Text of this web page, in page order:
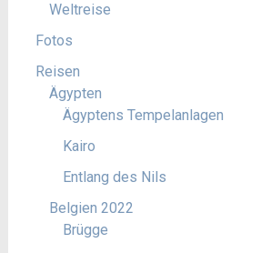
Weltreise
Fotos
Reisen
Ägypten
Ägyptens Tempelanlagen
Kairo
Entlang des Nils
Belgien 2022
Brügge